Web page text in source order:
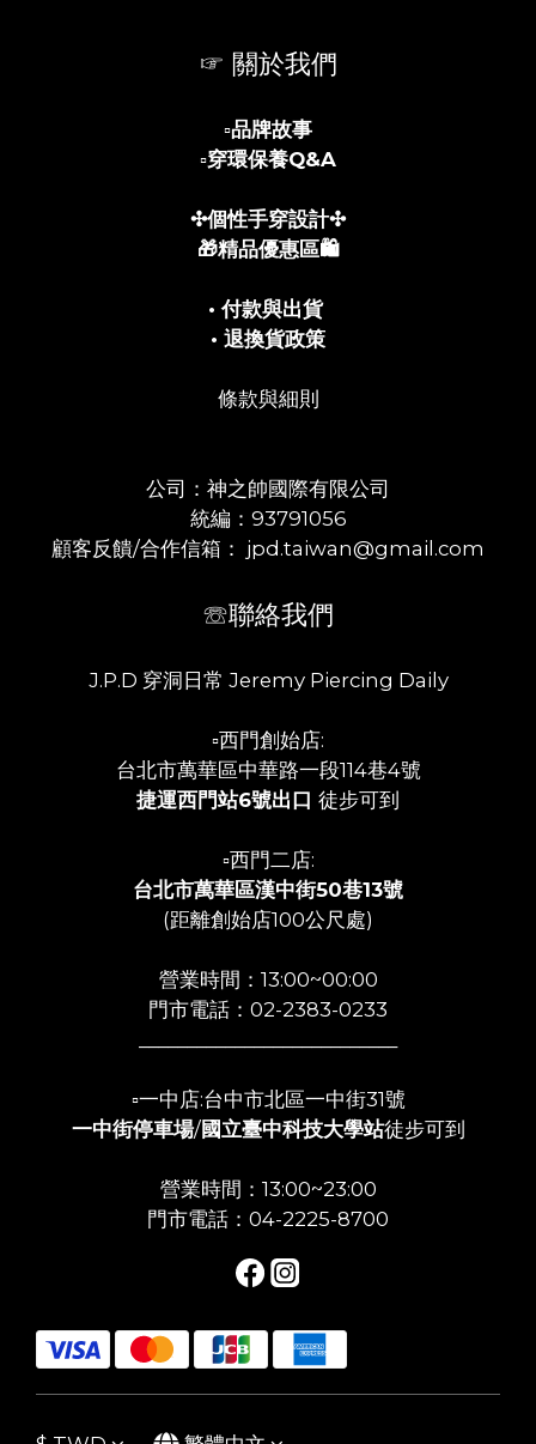
☞ 關於我們
▫️品牌故事
▫️穿環保養Q&A
✣個性手穿設計✣
🎁精品優惠區🛍️
• 付款與出貨
• 退換貨政策
條款與細則
公司：神之帥國際有限公司
統編：93791056
顧客反饋/合作信箱： jpd.taiwan@gmail.com
☏聯絡我們
J.P.D 穿洞日常 Jeremy Piercing Daily
▫️西門創始店:
台北市萬華區中華路一段114巷4號
捷運西門站6號出口 徒步可到
▫️西門二店:
台北市萬華區漢中街50巷13號
(距離創始店100公尺處)
營業時間：13:00~00:00
門市電話：02-2383-0233
▫️一中店:台中市北區一中街31號
一中街停車場/國立臺中科技大學站徒步可到
營業時間：13:00~23:00
門市電話：04-2225-8700